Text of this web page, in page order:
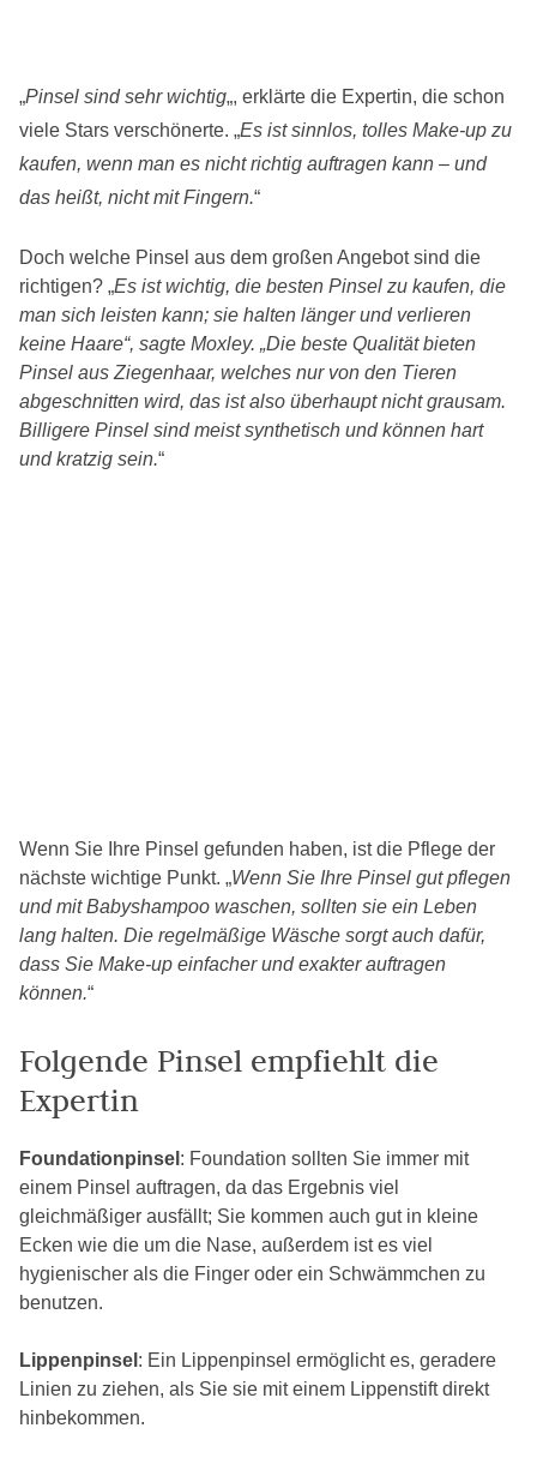
„Pinsel sind sehr wichtig„, erklärte die Expertin, die schon
viele Stars verschönerte. „Es ist sinnlos, tolles Make-up zu
kaufen, wenn man es nicht richtig auftragen kann – und
das heißt, nicht mit Fingern.“
Doch welche Pinsel aus dem großen Angebot sind die
richtigen? „Es ist wichtig, die besten Pinsel zu kaufen, die
man sich leisten kann; sie halten länger und verlieren
keine Haare“, sagte Moxley. „Die beste Qualität bieten
Pinsel aus Ziegenhaar, welches nur von den Tieren
abgeschnitten wird, das ist also überhaupt nicht grausam.
Billigere Pinsel sind meist synthetisch und können hart
und kratzig sein.“
Wenn Sie Ihre Pinsel gefunden haben, ist die Pflege der
nächste wichtige Punkt. „Wenn Sie Ihre Pinsel gut pflegen
und mit Babyshampoo waschen, sollten sie ein Leben
lang halten. Die regelmäßige Wäsche sorgt auch dafür,
dass Sie Make-up einfacher und exakter auftragen
können.“
Folgende Pinsel empfiehlt die
Expertin
Foundationpinsel : Foundation sollten Sie immer mit
einem Pinsel auftragen, da das Ergebnis viel
gleichmäßiger ausfällt; Sie kommen auch gut in kleine
Ecken wie die um die Nase, außerdem ist es viel
hygienischer als die Finger oder ein Schwämmchen zu
benutzen.
Lippenpinsel : Ein Lippenpinsel ermöglicht es, geradere
Linien zu ziehen, als Sie sie mit einem Lippenstift direkt
hinbekommen.